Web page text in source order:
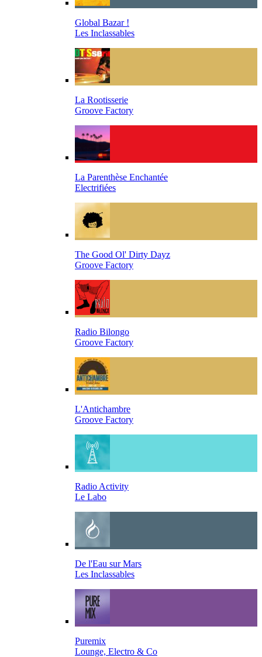
Global Bazar !
Les Inclassables
La Rootisserie
Groove Factory
La Parenthèse Enchantée
Electrifiées
The Good Ol' Dirty Dayz
Groove Factory
Radio Bilongo
Groove Factory
L'Antichambre
Groove Factory
Radio Activity
Le Labo
De l'Eau sur Mars
Les Inclassables
Puremix
Lounge, Electro & Co